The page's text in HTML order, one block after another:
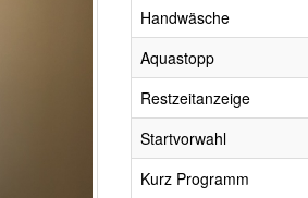
Handwäsche
Aquastopp
Restzeitanzeige
Startvorwahl
Kurz Programm